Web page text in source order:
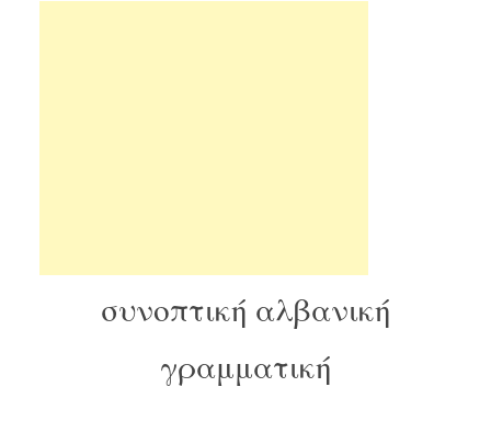
συνοπτική αλβανική
γραμματική